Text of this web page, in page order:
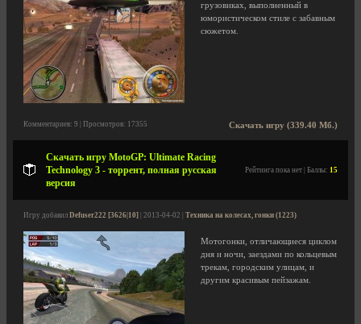
грузовиках, выполненный в
юмористическом стиле с забавным
сюжетом.
Скачать игру (339.40 Мб.)
Комментариев: 9 | Просмотров: 17355
Скачать игру MotoGP: Ultimate Racing
Technology 3 - торрент, полная русская
версия
Рейтинга пока нет | Баллы: 15
Игру добавил Defuser222 [3626|10] | 2013-04-02 | Техника на колесах, гонки (1223)
Мотогонки, отличающиеся циклом
дня и ночи, заездами по кольцевым
трекам, городским улицам, и
другим красивым пейзажам.